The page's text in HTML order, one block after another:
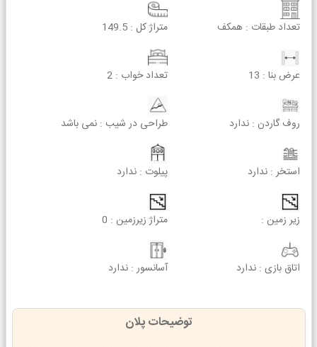
تعداد طبقات :همکف متراژ کل :149.5
عرض بنا : 13 تعداد خواب :2
روف گاردن :ندارد طراحی در شیب :نمی باشد
استخر :ندارد پیلوت :ندارد
زیر زمین : متراژ زیرزمین : 0
اتاق بازی :ندارد آسانسور :ندارد
توضیحات پلان